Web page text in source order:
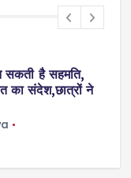
है सहमति,
का संदेश,छात्रों ने